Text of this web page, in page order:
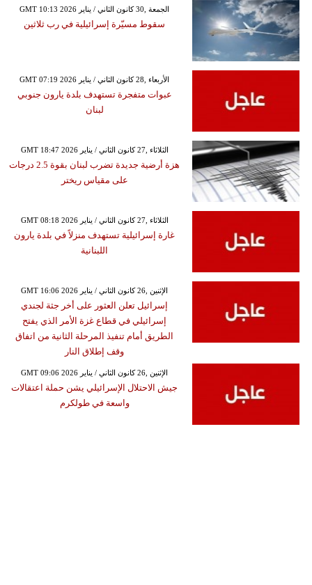
GMT 10:13 2026 الجمعة ,30 كانون الثاني / يناير
سقوط مسيّرة إسرائيلية في رب ثلاثين
GMT 07:19 2026 الأربعاء ,28 كانون الثاني / يناير
عبوات متفجرة تستهدف بلدة يارون جنوبي
لبنان
GMT 18:47 2026 الثلاثاء ,27 كانون الثاني / يناير
هزة أرضية جديدة تضرب لبنان بقوة 2.5 درجات
على مقياس ريختر
GMT 08:18 2026 الثلاثاء ,27 كانون الثاني / يناير
غارة إسرائيلية تستهدف منزلاً في بلدة يارون
اللبنانية
GMT 16:06 2026 الإثنين ,26 كانون الثاني / يناير
إسرائيل تعلن العثور على أخر جثة لجندي
إسرائيلي في قطاع غزة الأمر الذي يفتح
الطريق أمام تنفيذ المرحلة الثانية من اتفاق
وقف إطلاق النار
GMT 09:06 2026 الإثنين ,26 كانون الثاني / يناير
جيش الاحتلال الإسرائيلي يشن حملة اعتقالات
واسعة في طولكرم